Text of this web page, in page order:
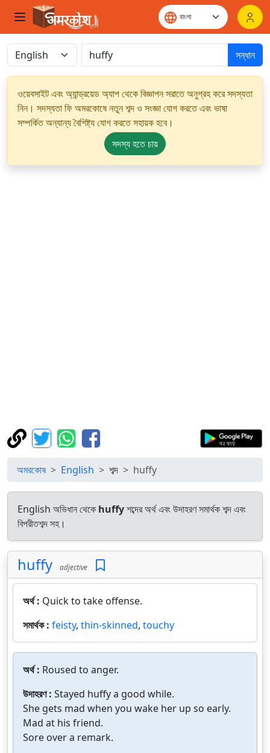
সন্ধান
ওয়েবসাইট এবং অ্যান্ড্রয়েড অ্যাপ থেকে বিজ্ঞাপন সরাতে অনুগ্রহ করে সদস্যতা
নিন। সদস্যতা ফি অমরকোষে নতুন শব্দ ও সংজ্ঞা যোগ করতে এবং ভাষা
সম্পর্কিত অন্যান্য বৈশিষ্ট্য যোগ করতে সহায়ক হবে।
সদস্য হতে চায়
অমরকোষ English শব্দ huffy
English অভিধান থেকে huffyশব্দের অর্থ এবং উদাহরণ সমার্থক শব্দ এবং
বিপরীতশব্দ সহ।
huffy adjective
অর্থ : Quick to take offense.
সমার্থক : feisty, thin-skinned, touchy
অর্থ : Roused to anger.
উদাহরণ : Stayed huffy a good while.
She gets mad when you wake her up so early.
Mad at his friend.
Sore over a remark.